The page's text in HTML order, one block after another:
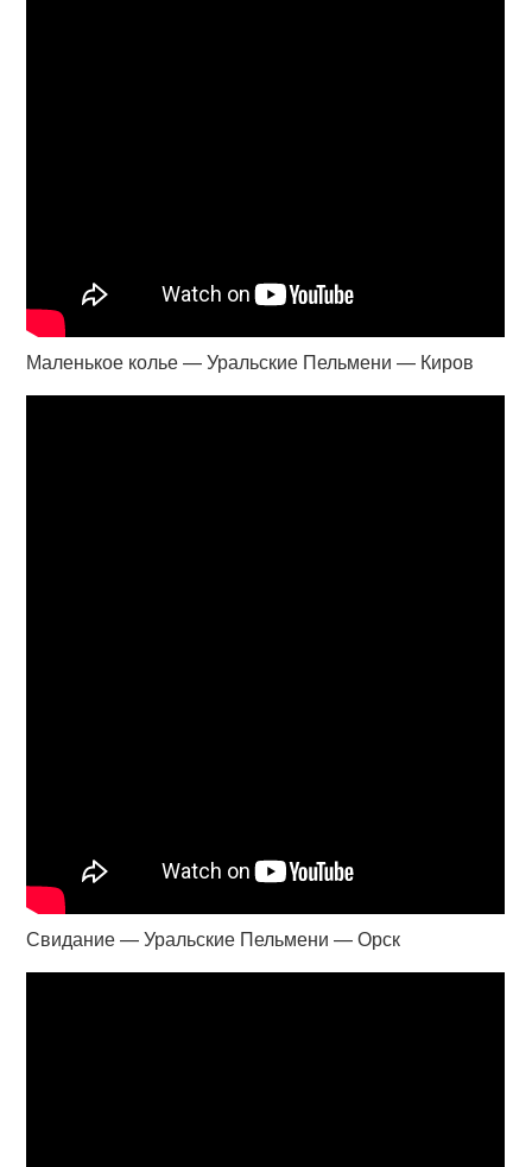
Маленькое колье — Уральские Пельмени — Киров
Свидание — Уральские Пельмени — Орск